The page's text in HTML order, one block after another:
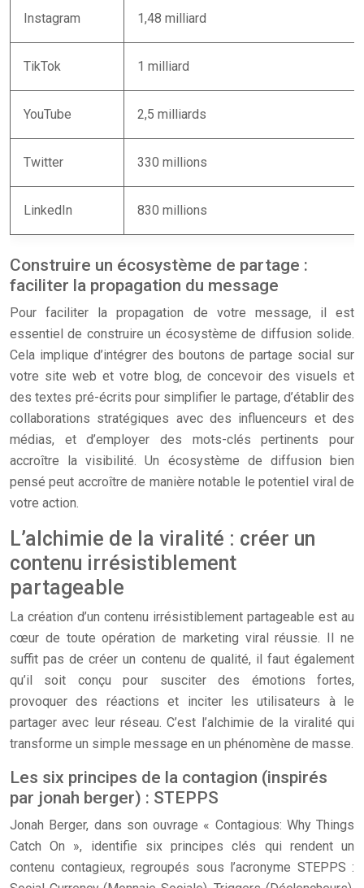
Instagram 1,48 milliard
TikTok 1 milliard
YouTube 2,5 milliards
Twitter 330 millions
LinkedIn 830 millions
Construire un écosystème de partage :
faciliter la propagation du message
Pour faciliter la propagation de votre message, il est
essentiel de construire un écosystème de diffusion solide.
Cela implique d’intégrer des boutons de partage social sur
votre site web et votre blog, de concevoir des visuels et
des textes pré-écrits pour simplifier le partage, d’établir des
collaborations stratégiques avec des influenceurs et des
médias, et d’employer des mots-clés pertinents pour
accroître la visibilité. Un écosystème de diffusion bien
pensé peut accroître de manière notable le potentiel viral de
votre action.
L’alchimie de la viralité : créer un
contenu irrésistiblement
partageable
La création d’un contenu irrésistiblement partageable est au
cœur de toute opération de marketing viral réussie. Il ne
suffit pas de créer un contenu de qualité, il faut également
qu’il soit conçu pour susciter des émotions fortes,
provoquer des réactions et inciter les utilisateurs à le
partager avec leur réseau. C’est l’alchimie de la viralité qui
transforme un simple message en un phénomène de masse.
Les six principes de la contagion (inspirés
par jonah berger) : STEPPS
Jonah Berger, dans son ouvrage « Contagious: Why Things
Catch On », identifie six principes clés qui rendent un
contenu contagieux, regroupés sous l’acronyme STEPPS :